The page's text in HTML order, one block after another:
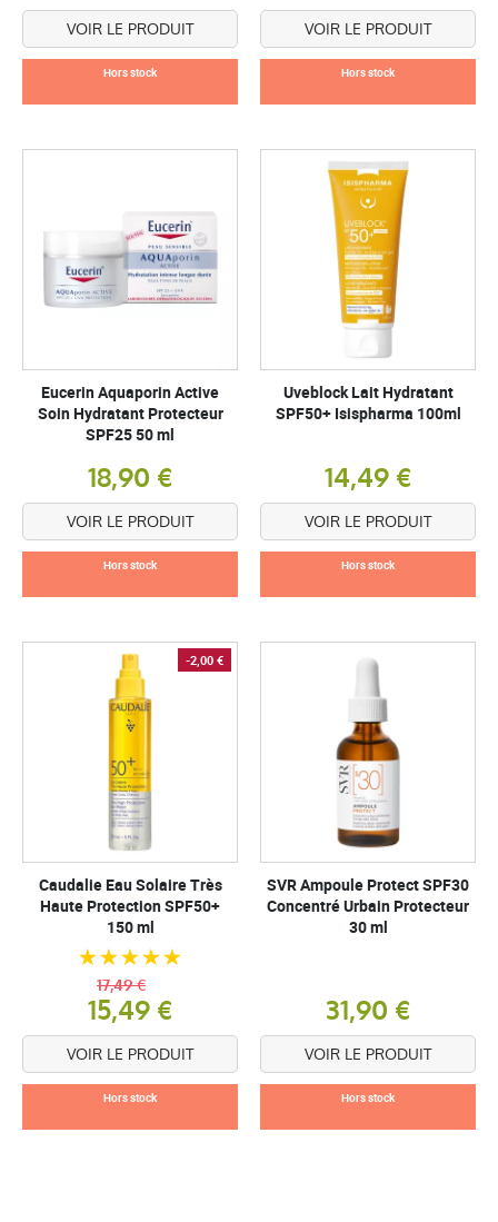
VOIR LE PRODUIT
Hors stock
VOIR LE PRODUIT
Hors stock
Eucerin Aquaporin Active
Soin Hydratant Protecteur
SPF25 50 ml
18,90 €
VOIR LE PRODUIT
Hors stock
Uveblock Lait Hydratant
SPF50+ Isispharma 100ml
14,49 €
VOIR LE PRODUIT
Hors stock
-2,00 €
Caudalie Eau Solaire Très
Haute Protection SPF50+
150 ml
15,49 €
17,49 €
VOIR LE PRODUIT
Hors stock
SVR Ampoule Protect SPF30
Concentré Urbain Protecteur
30 ml
31,90 €
VOIR LE PRODUIT
Hors stock